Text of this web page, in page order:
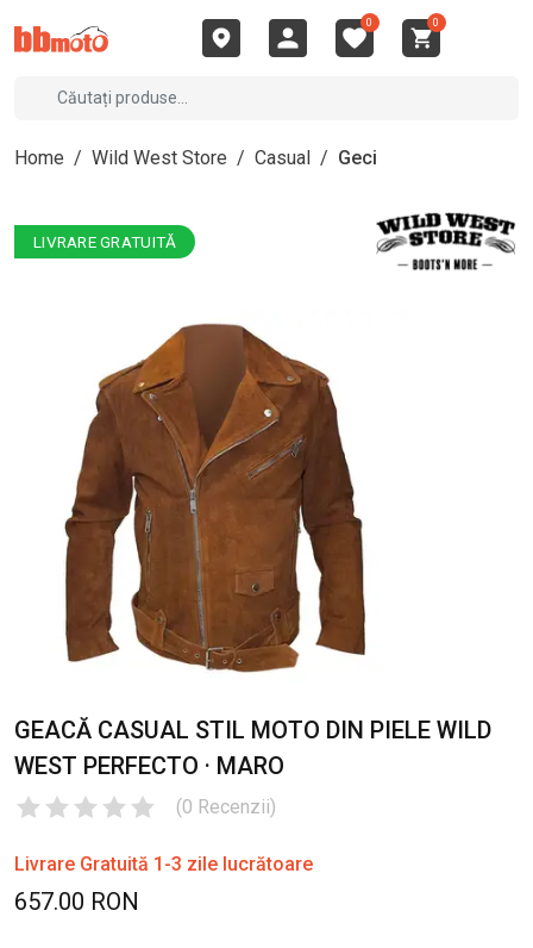
0 0
Home / Wild West Store / Casual / Geci
LIVRARE GRATUITĂ
GEACĂ CASUAL STIL MOTO DIN PIELE WILD
WEST PERFECTO · MARO
(0 Recenzii)
Livrare Gratuită 1-3 zile lucrătoare
657.00 RON